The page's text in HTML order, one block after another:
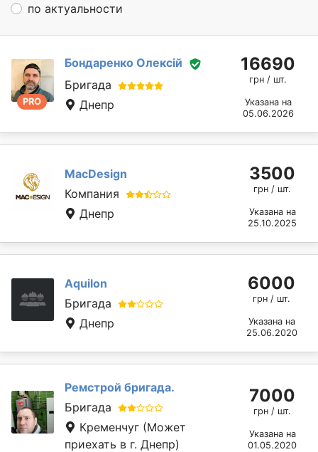
по актуальности
PRO
Бондаренко Олексій
Бригада
Днепр
16690
грн / шт.
Указана на
05.06.2026
MacDesign
Компания
Днепр
3500
грн / шт.
Указана на
25.10.2025
Aquilon
Бригада
Днепр
6000
грн / шт.
Указана на
25.06.2020
Ремстрой бригада.
Бригада
Кременчуг (Может
приехать в г. Днепр)
7000
грн / шт.
Указана на
01.05.2020